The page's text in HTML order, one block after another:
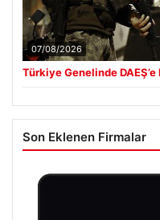
07/08/2026
Türkiye Genelinde
Son Eklenen Firmalar